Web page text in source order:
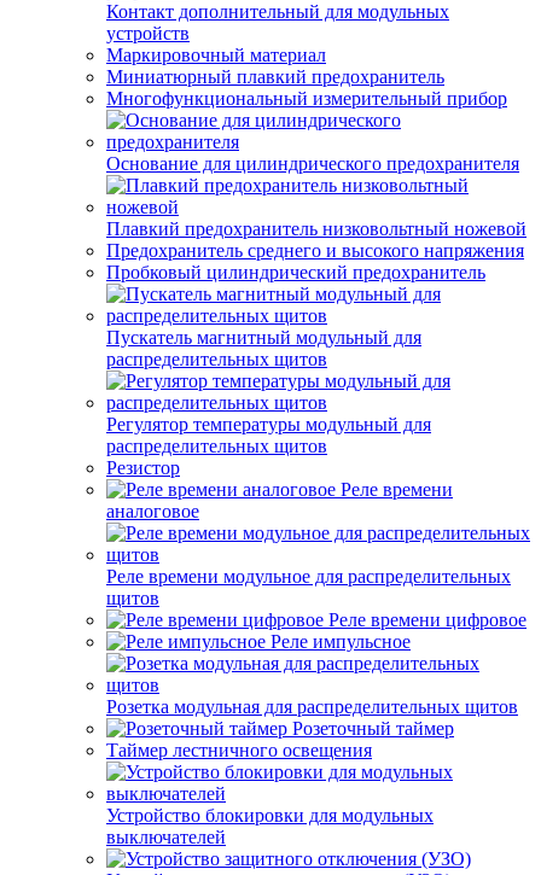
Контакт дополнительный для модульных
устройств
Маркировочный материал
Миниатюрный плавкий предохранитель
Многофункциональный измерительный прибор
Основание для цилиндрического предохранителя
Плавкий предохранитель низковольтный ножевой
Предохранитель среднего и высокого напряжения
Пробковый цилиндрический предохранитель
Пускатель магнитный модульный для
распределительных щитов
Регулятор температуры модульный для
распределительных щитов
Резистор
Реле времени
аналоговое
Реле времени модульное для распределительных
щитов
Реле времени цифровое
Реле импульсное
Розетка модульная для распределительных щитов
Розеточный таймер
Таймер лестничного освещения
Устройство блокировки для модульных
выключателей